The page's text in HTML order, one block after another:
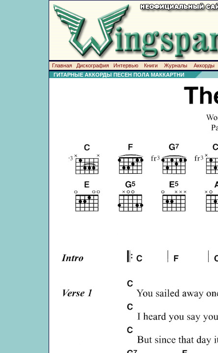
Главная Дискография Интервью Книги Журналы
Аккорды
ГИТАРНЫЕ АККОРДЫ ПЕСЕН ПОЛА МАККАРТНИ